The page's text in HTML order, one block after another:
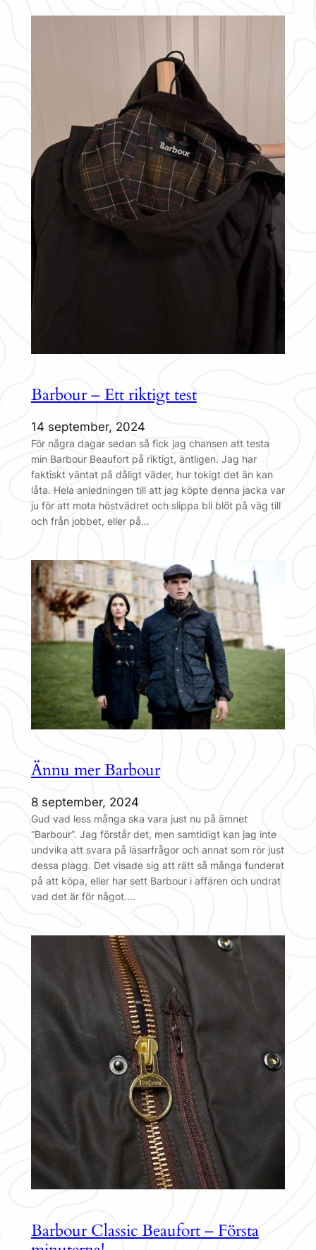
Barbour – Ett riktigt test
14 september, 2024
För några dagar sedan så fick jag chansen att testa
min Barbour Beaufort på riktigt, äntligen. Jag har
faktiskt väntat på dåligt väder, hur tokigt det än kan
låta. Hela anledningen till att jag köpte denna jacka var
ju för att mota höstvädret och slippa bli blöt på väg till
och från jobbet, eller på…
Ännu mer Barbour
8 september, 2024
Gud vad less många ska vara just nu på ämnet
“Barbour”. Jag förstår det, men samtidigt kan jag inte
undvika att svara på läsarfrågor och annat som rör just
dessa plagg. Det visade sig att rätt så många funderat
på att köpa, eller har sett Barbour i affären och undrat
vad det är för något.…
Barbour Classic Beaufort – Första